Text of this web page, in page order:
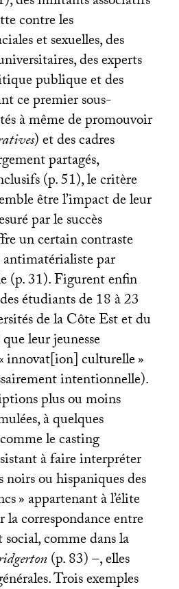
contre les
et sexuelles, des
des experts
publique et des
ce premier sous-
à même de promouvoir
) et des cadres
partagés,
(p. 51), le critère
être l’impact de leur
par le succès
un certain contraste
par
(p. 31). Figurent enfin
étudiants de 18 à 23
de la Côte Est et du
leur jeunesse
innovat[ion] culturelle»
intentionnelle).
plus ou moins
à quelques
le casting
à faire interpréter
noirs ou hispaniques des
» appartenant à l’élite
la correspondance entre
comme dans la
(p. 83) –, elles
Trois exemples